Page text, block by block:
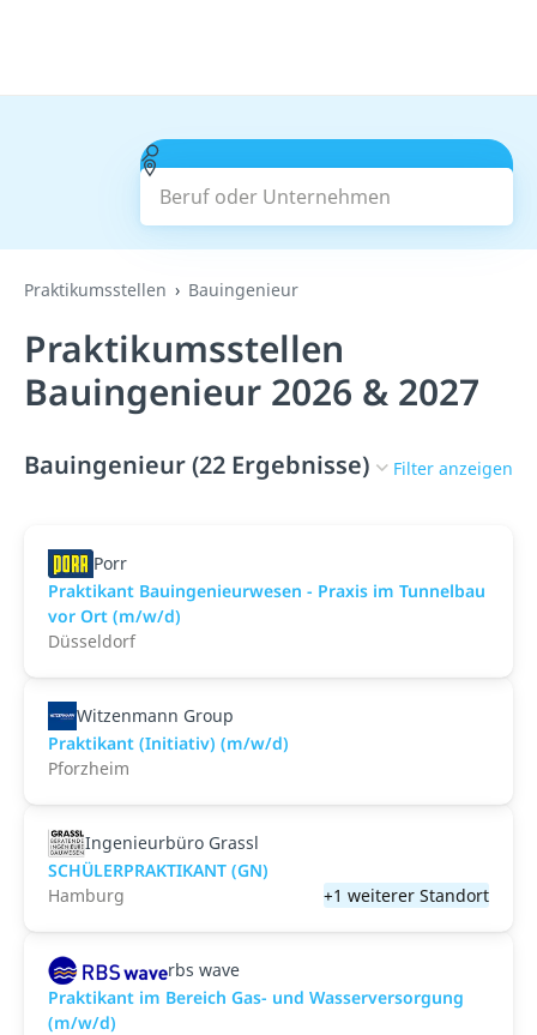
Beruf oder Unternehmen
Suchen
Praktikumsstellen Bauingenieur
Praktikumsstellen
Bauingenieur 2026 & 2027
Bauingenieur (22 Ergebnisse) Filter anzeigen
Porr
Praktikant Bauingenieurwesen - Praxis im Tunnelbau
vor Ort (m/w/d)
Düsseldorf
Witzenmann Group
Praktikant (Initiativ) (m/w/d)
Pforzheim
Ingenieurbüro Grassl
SCHÜLERPRAKTIKANT (GN)
Hamburg
+1 weiterer Standort
rbs wave
Praktikant im Bereich Gas- und Wasserversorgung
(m/w/d)